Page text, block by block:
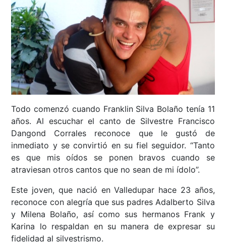
Todo comenzó cuando Franklin Silva Bolaño tenía 11
años. Al escuchar el canto de Silvestre Francisco
Dangond Corrales reconoce que le gustó de
inmediato y se convirtió en su fiel seguidor. “Tanto
es que mis oídos se ponen bravos cuando se
atraviesan otros cantos que no sean de mi ídolo”.
Este joven, que nació en Valledupar hace 23 años,
reconoce con alegría que sus padres Adalberto Silva
y Milena Bolaño, así como sus hermanos Frank y
Karina lo respaldan en su manera de expresar su
fidelidad al silvestrismo.